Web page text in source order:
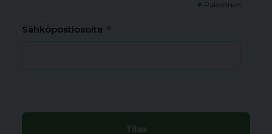
* Pakollinen
Sähköpostiosoite *